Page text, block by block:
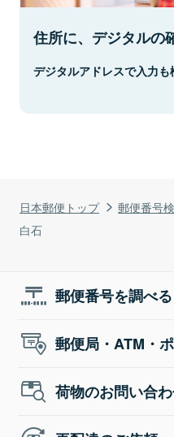
日本郵便トップ 郵便番号
白石
住所に、デジタルの
デジタルアドレスで入力も
郵便番号を調べる
郵便局・ATM・
荷物のお問い合